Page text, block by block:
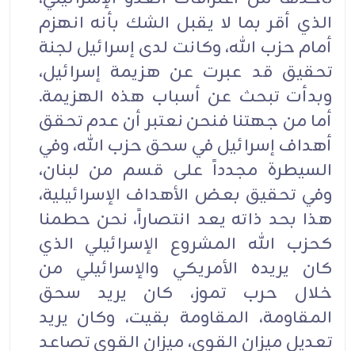
الذي أقر بما لا يقبل الشك بأنه انهزم
أمام حزب الله، وكانت لدى إسرائيل لجنة
تحقيق قد عبرت عن هزيمة إسرائيل،
وبدأت تبحث عن أسباب هذه الهزيمة.
أما من جهتنا فنحن نعتبر أن عدم تحقق
أهداف إسرائيل في سحق حزب الله، وفي
السيطرة مجدداً على قسم من لبنان،
وفي تحقيق بعض الأهداف الإسرائيلية،
هذا بحد ذاته يعد انتصاراً، نحن حطمنا
كحزب الله المشروع الإسرائيلي الذي
كان يريده الأمريكي والإسرائيلي من
خلال حرب تموز، كان يريد سحق
المقاومة، المقاومة بقيت، وكان يريد
تعديل ميزان القوى، ميزان القوى تصاعد